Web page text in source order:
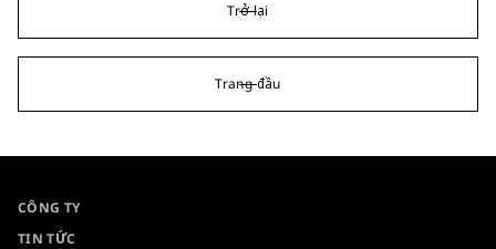
Trở lại
Trang đầu
CÔNG TY
TIN TỨC